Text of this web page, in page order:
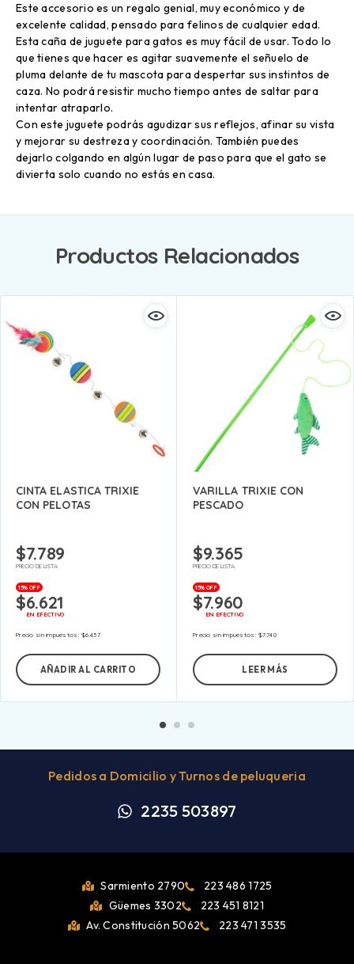
Este accesorio es un regalo genial, muy económico y de
excelente calidad, pensado para felinos de cualquier edad.
Esta caña de juguete para gatos es muy fácil de usar. Todo lo
que tienes que hacer es agitar suavemente el señuelo de
pluma delante de tu mascota para despertar sus instintos de
caza. No podrá resistir mucho tiempo antes de saltar para
intentar atraparlo.
Con este juguete podrás agudizar sus reflejos, afinar su vista
y mejorar su destreza y coordinación. También puedes
dejarlo colgando en algún lugar de paso para que el gato se
divierta solo cuando no estás en casa.
Productos Relacionados
CINTA ELASTICA TRIXIE
CON PELOTAS
$7.789
PRECIO DE LISTA
15% OFF
$6.621
EN EFECTIVO
Precio sin impuestos:$6.437
AÑADIR AL CARRITO
VARILLA TRIXIE CON
PESCADO
$9.365
PRECIO DE LISTA
15% OFF
$7.960
EN EFECTIVO
Precio sin impuestos:$7.740
LEER MÁS
Pedidos a Domicilio y Turnos de peluqueria
2235 503897
Sarmiento 2790
223 486 1725
Güemes 3302
223 451 8121
Av. Constitución 5062
223 471 3535